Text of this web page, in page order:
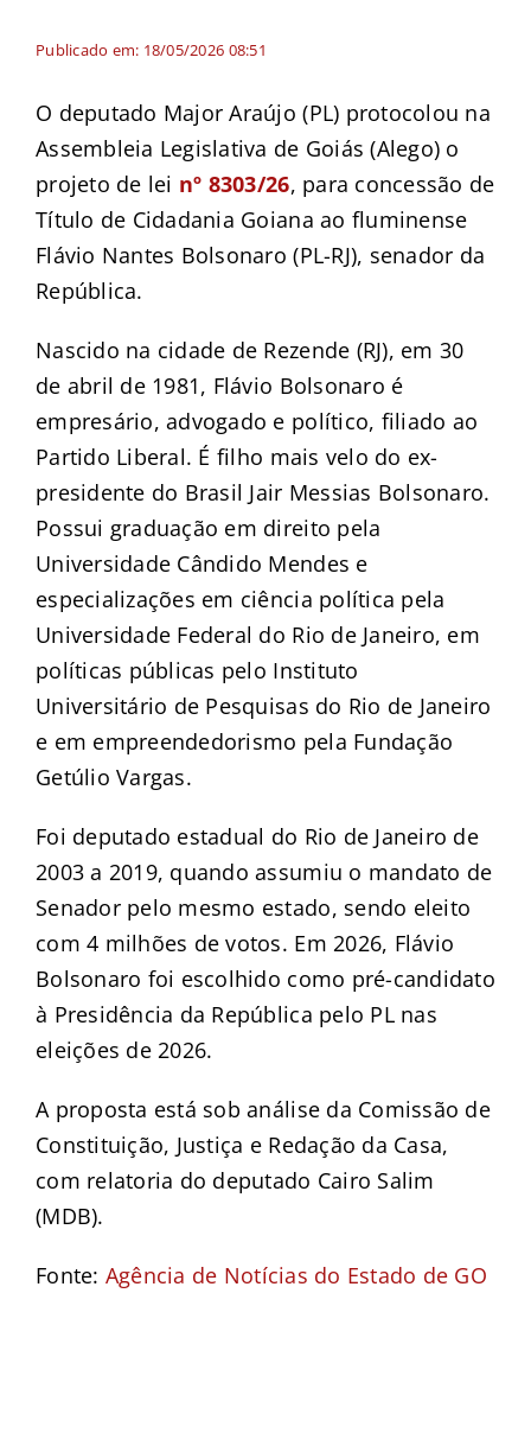
Publicado em: 18/05/2026 08:51
O deputado Major Araújo (PL) protocolou na
Assembleia Legislativa de Goiás (Alego) o
projeto de lei nº 8303/26, para concessão de
Título de Cidadania Goiana ao fluminense
Flávio Nantes Bolsonaro (PL-RJ), senador da
República.
Nascido na cidade de Rezende (RJ), em 30
de abril de 1981, Flávio Bolsonaro é
empresário, advogado e político, filiado ao
Partido Liberal. É filho mais velo do ex-
presidente do Brasil Jair Messias Bolsonaro.
Possui graduação em direito pela
Universidade Cândido Mendes e
especializações em ciência política pela
Universidade Federal do Rio de Janeiro, em
políticas públicas pelo Instituto
Universitário de Pesquisas do Rio de Janeiro
e em empreendedorismo pela Fundação
Getúlio Vargas.
Foi deputado estadual do Rio de Janeiro de
2003 a 2019, quando assumiu o mandato de
Senador pelo mesmo estado, sendo eleito
com 4 milhões de votos. Em 2026, Flávio
Bolsonaro foi escolhido como pré-candidato
à Presidência da República pelo PL nas
eleições de 2026.
A proposta está sob análise da Comissão de
Constituição, Justiça e Redação da Casa,
com relatoria do deputado Cairo Salim
(MDB).
Fonte: Agência de Notícias do Estado de GO